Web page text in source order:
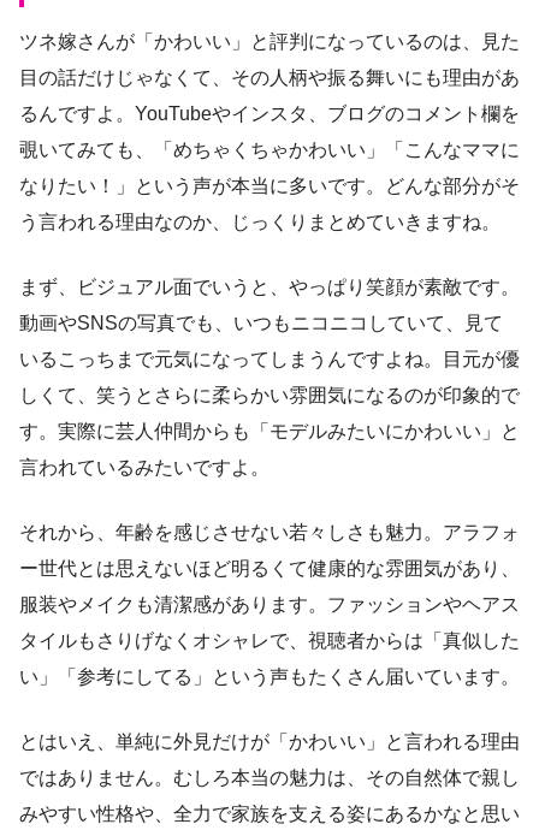
ツネ嫁さんが「かわいい」と評判になっているのは、見た
目の話だけじゃなくて、その人柄や振る舞いにも理由があ
るんですよ。YouTubeやインスタ、ブログのコメント欄を
覗いてみても、「めちゃくちゃかわいい」「こんなママに
なりたい！」という声が本当に多いです。どんな部分がそ
う言われる理由なのか、じっくりまとめていきますね。
まず、ビジュアル面でいうと、やっぱり笑顔が素敵です。
動画やSNSの写真でも、いつもニコニコしていて、見て
いるこっちまで元気になってしまうんですよね。目元が優
しくて、笑うとさらに柔らかい雰囲気になるのが印象的で
す。実際に芸人仲間からも「モデルみたいにかわいい」と
言われているみたいですよ。
それから、年齢を感じさせない若々しさも魅力。アラフォ
ー世代とは思えないほど明るくて健康的な雰囲気があり、
服装やメイクも清潔感があります。ファッションやヘアス
タイルもさりげなくオシャレで、視聴者からは「真似した
い」「参考にしてる」という声もたくさん届いています。
とはいえ、単純に外見だけが「かわいい」と言われる理由
ではありません。むしろ本当の魅力は、その自然体で親し
みやすい性格や、全力で家族を支える姿にあるかなと思い